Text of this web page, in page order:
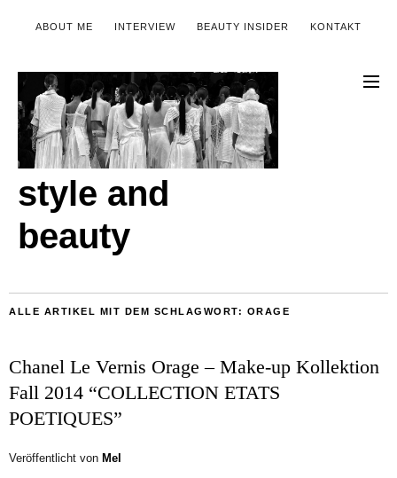
ABOUT ME INTERVIEW BEAUTY INSIDER KONTAKT
style and
beauty
ALLE ARTIKEL MIT DEM SCHLAGWORT: ORAGE
Chanel Le Vernis Orage – Make-up Kollektion
Fall 2014 “COLLECTION ETATS
POETIQUES”
Veröffentlicht von Mel